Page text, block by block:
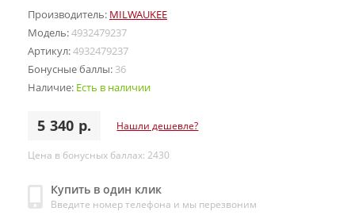
Производитель: MILWAUKEE
Модель:4932479237
Артикул:4932479237
Бонусные баллы: 36
Наличие: Есть в наличии
5 340 р. Нашли дешевле?
Цена в бонусных баллах: 2430
Купить в один клик
Введите номер телефона и мы перезвоним